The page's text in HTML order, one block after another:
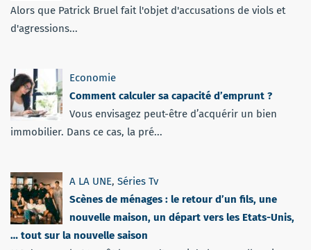
Alors que Patrick Bruel fait l'objet d'accusations de viols et
d'agressions...
Economie
Comment calculer sa capacité d’emprunt ?
Vous envisagez peut-être d’acquérir un bien
immobilier. Dans ce cas, la pré...
A LA UNE, Séries Tv
Scènes de ménages : le retour d’un fils, une
nouvelle maison, un départ vers les Etats-Unis,
… tout sur la nouvelle saison